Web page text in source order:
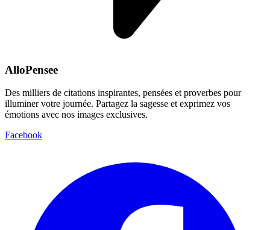
AlloPensee
Des milliers de citations inspirantes, pensées et proverbes pour
illuminer votre journée. Partagez la sagesse et exprimez vos
émotions avec nos images exclusives.
Facebook